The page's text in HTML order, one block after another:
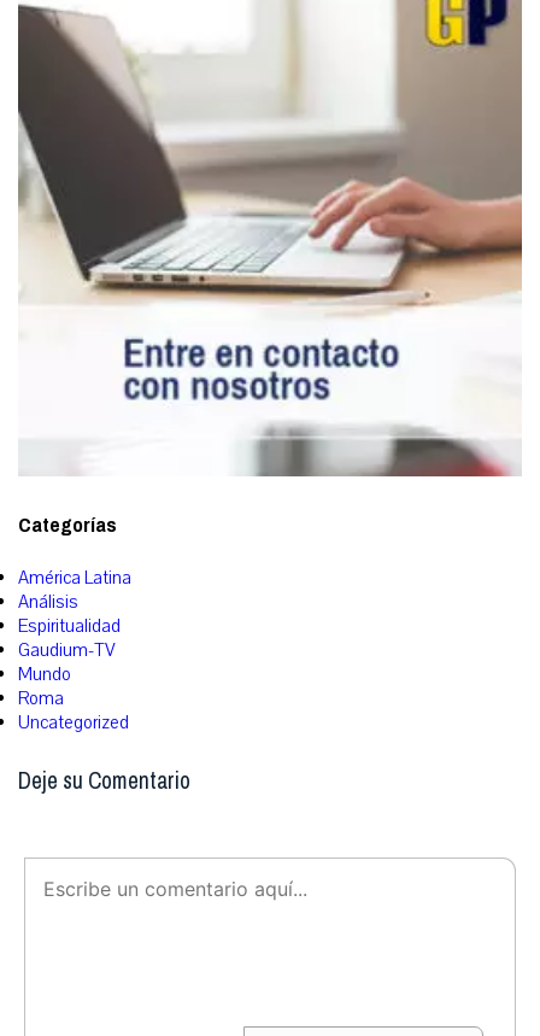
Categorías
América Latina
Análisis
Espiritualidad
Gaudium-TV
Mundo
Roma
Uncategorized
Deje su Comentario